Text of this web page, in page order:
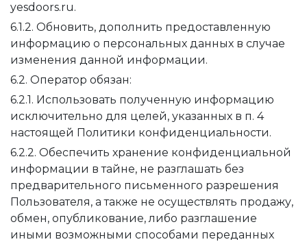
yesdoors.ru.
6.1.2. Обновить, дополнить предоставленную
информацию о персональных данных в случае
изменения данной информации.
6.2. Оператор обязан:
6.2.1. Использовать полученную информацию
исключительно для целей, указанных в п. 4
настоящей Политики конфиденциальности.
6.2.2. Обеспечить хранение конфиденциальной
информации в тайне, не разглашать без
предварительного письменного разрешения
Пользователя, а также не осуществлять продажу,
обмен, опубликование, либо разглашение
иными возможными способами переданных